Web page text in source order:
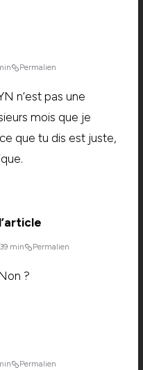
Permalien
n’est pas une
mois que je
que tu dis est juste,
min Permalien
?
Permalien